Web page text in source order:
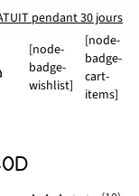
pendant 30 jours
[node-
badge-
wishlist]
[node-
badge-
cart-
items]